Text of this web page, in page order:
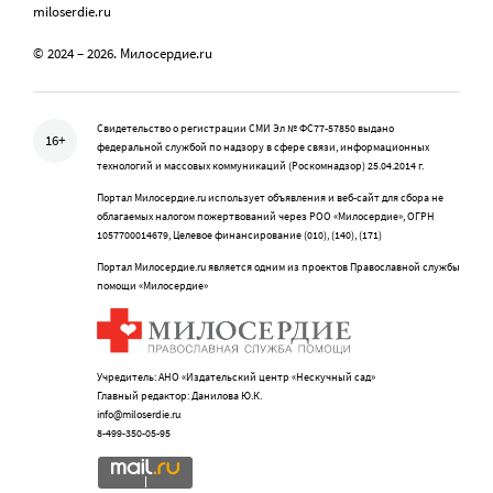
miloserdie.ru
© 2024 – 2026. Милосердие.ru
16+
Свидетельство о регистрации СМИ Эл № ФС77-57850 выдано
федеральной службой по надзору в сфере связи, информационных
технологий и массовых коммуникаций (Роскомнадзор) 25.04.2014 г.
Портал Милосердие.ru использует объявления и веб-сайт для сбора не
облагаемых налогом пожертвований через РОО «Милосердие», ОГРН
1057700014679, Целевое финансирование (010), (140), (171)
Портал Милосердие.ru является одним из проектов Православной службы
помощи «Милосердие»
Учредитель: АНО «Издательский центр «Нескучный сад»
Главный редактор: Данилова Ю.К.
info@miloserdie.ru
8-499-350-05-95